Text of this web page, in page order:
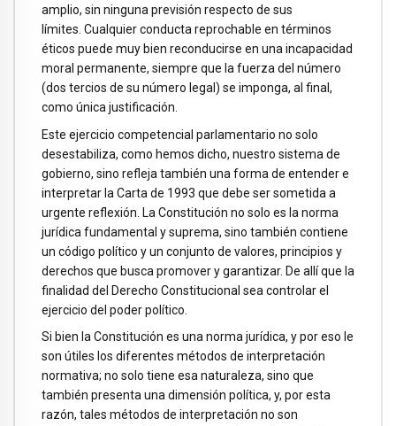
amplio, sin ninguna previsión respecto de sus
límites. Cualquier conducta reprochable en términos
éticos puede muy bien reconducirse en una incapacidad
moral permanente, siempre que la fuerza del número
(dos tercios de su número legal) se imponga, al final,
como única justificación.
Este ejercicio competencial parlamentario no solo
desestabiliza, como hemos dicho, nuestro sistema de
gobierno, sino refleja también una forma de entender e
interpretar la Carta de 1993 que debe ser sometida a
urgente reflexión. La Constitución no solo es la norma
jurídica fundamental y suprema, sino también contiene
un código político y un conjunto de valores, principios y
derechos que busca promover y garantizar. De allí que la
finalidad del Derecho Constitucional sea controlar el
ejercicio del poder político.
Si bien la Constitución es una norma jurídica, y por eso le
son útiles los diferentes métodos de interpretación
normativa; no solo tiene esa naturaleza, sino que
también presenta una dimensión política, y, por esta
razón, tales métodos de interpretación no son